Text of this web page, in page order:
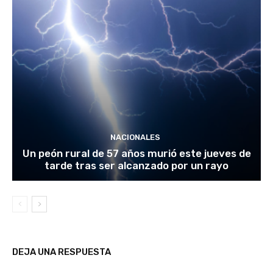
NACIONALES
Un peón rural de 57 años murió este jueves de
tarde tras ser alcanzado por un rayo
DEJA UNA RESPUESTA